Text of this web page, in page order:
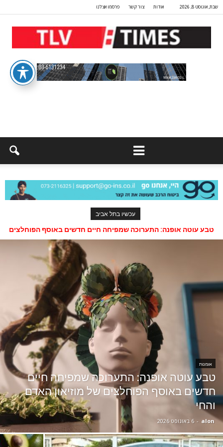
שבת, אוגוסט 8, 2026 אודות צור קשר פרסמו אצלנו
עכשיו בתל אביב
טבע עוטה אופנה: התערוכה שמפיחה חיים חדשים באוסף הפוחלצים
של מוזיאון האדם והחי
אומנות
טבע עוטה אופנה: התערוכה שמפיחה חיים
חדשים באוסף הפוחלצים של מוזיאון האדם
והחי
alon
- 6 באוגוסט 2026